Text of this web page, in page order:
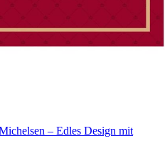
– Edles Design mit